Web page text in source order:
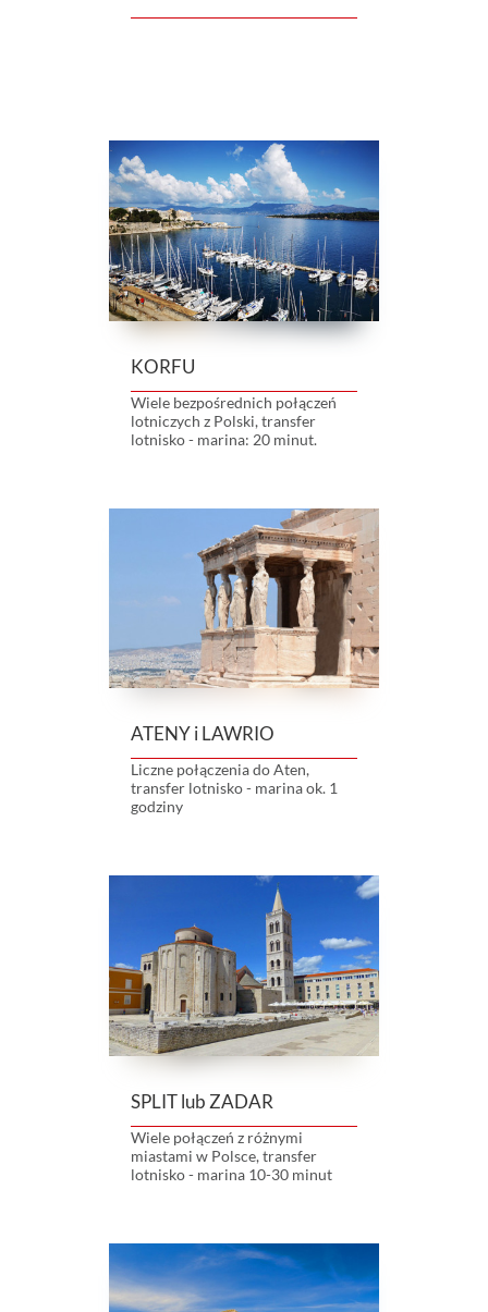
KORFU
Wiele bezpośrednich połączeń
lotniczych z Polski, transfer
lotnisko - marina: 20 minut.
ATENY i LAWRIO
Liczne połączenia do Aten,
transfer lotnisko - marina ok. 1
godziny
SPLIT lub ZADAR
Wiele połączeń z różnymi
miastami w Polsce, transfer
lotnisko - marina 10-30 minut